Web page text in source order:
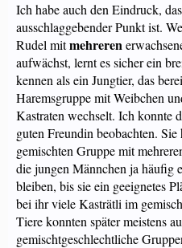
Ich habe auch den Eindruck,
ausschlaggebender Punkt ist.
Rudel mitmehreren
aufwächst, lernt es sicher ein
kennen als ein Jungtier, das
Haremsgruppe mit Weibchen
Kastraten wechselt. Ich konnte
guten Freundin beobachten.
gemischten Gruppe mit
die jungen Männchen ja häufig
bleiben, bis sie ein geeignetes
bei ihr viele Kasträtli im
Tiere konnten später meistens
gemischtgeschlechtliche